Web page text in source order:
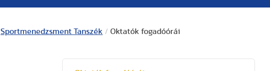
Sportmenedzsment Tanszék / Oktatók fogadóórái